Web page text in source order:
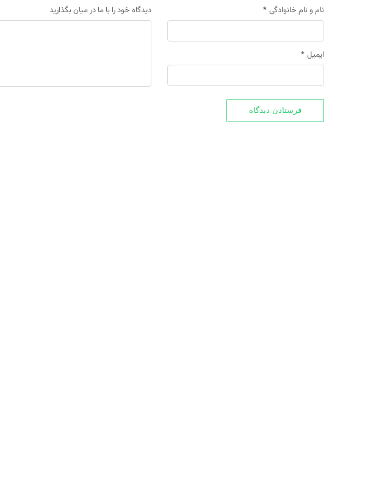
نام و نام خانوادگی *
ایمیل *
دیدگاه خود را با ما در میان بگذارید